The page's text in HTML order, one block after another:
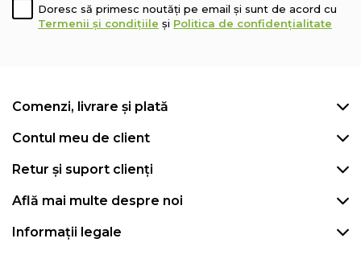
Doresc să primesc noutăți pe email și sunt de acord cu
Termenii și condițiile și Politica de confidențialitate
Comenzi, livrare și plată
Contul meu de client
Retur și suport clienți
Află mai multe despre noi
Informații legale